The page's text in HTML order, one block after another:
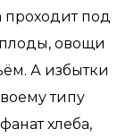
под
овощи
А избытки
типу
хлеба,